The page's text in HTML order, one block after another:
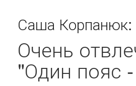
Саша Корпанюк:
Очень
"Один пояс